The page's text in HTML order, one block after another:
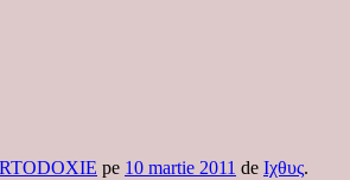
pe 10 martie 2011 de Ιχθυς.